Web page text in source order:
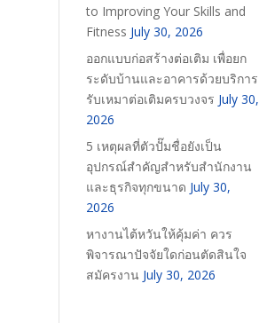
to Improving Your Skills and
Fitness July 30, 2026
ออกแบบก่อสร้างต่อเติม เพื่อยก
ระดับบ้านและอาคารด้วยบริการ
รับเหมาต่อเติมครบวงจร July 30,
2026
5 เหตุผลที่ตัวปั๊มชื่อยังเป็น
อุปกรณ์สำคัญสำหรับสำนักงาน
และธุรกิจทุกขนาด July 30,
2026
หางานไต้หวันให้คุ้มค่า ควร
พิจารณาปัจจัยใดก่อนตัดสินใจ
สมัครงาน July 30, 2026